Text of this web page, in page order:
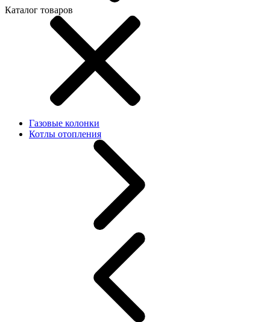
Каталог товаров
Газовые колонки
Котлы отопления